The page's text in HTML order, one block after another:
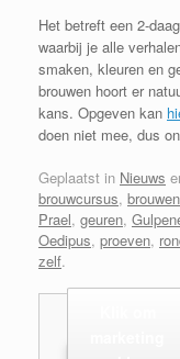
Het betreft een 2-
waarbij je alle
smaken, kleuren en
brouwen hoort er
kans. Opgeven kan
doen niet mee, dus
Geplaatst in Nieuws
brouwcursus, brouwen
Prael, geuren,
Oedipus, proeven,
zelf.